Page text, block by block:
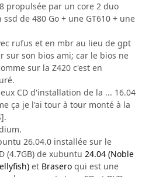
propulsée par un core 2 duo
ssd de 480 Go + une GT610 + une
rufus et en mbr au lieu de gpt
sur son bios ami; car le bios ne
sur la Z420 c'est en
CD d'installation de la ... 16.04
ça je l'ai tour à tour monté à la
26.04.0 installée sur le
(4.7GB) de xubuntu 24.04 (Noble
et Brasero qui est une